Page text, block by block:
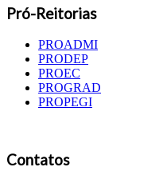
Pró-Reitorias
PROADMI
PRODEP
PROEC
PROGRAD
PROPEGI
Contatos